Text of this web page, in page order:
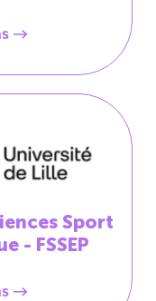
Sport
- FSSEP